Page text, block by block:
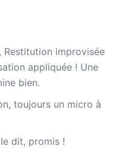
improvisée
appliquée ! Une
bien.
toujours un micro à
dit, promis !